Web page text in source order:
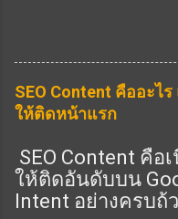
ว่าเนื้อหาคุณ:
ครบ = อันดับดีขึ้น
ยังไง ✔️ 1. แสดง
ครอบคลุมลึก ✔️ 2.
หัวข้อ “ประสบกา
Authority 👉 มีหั
Trust 👉 มี FAQ /
SEO Content คืออะไ
ให้ติดหน้าแรก
SEO Content คื
ให้ติดอันดับบน
Intent อย่างครบถ้